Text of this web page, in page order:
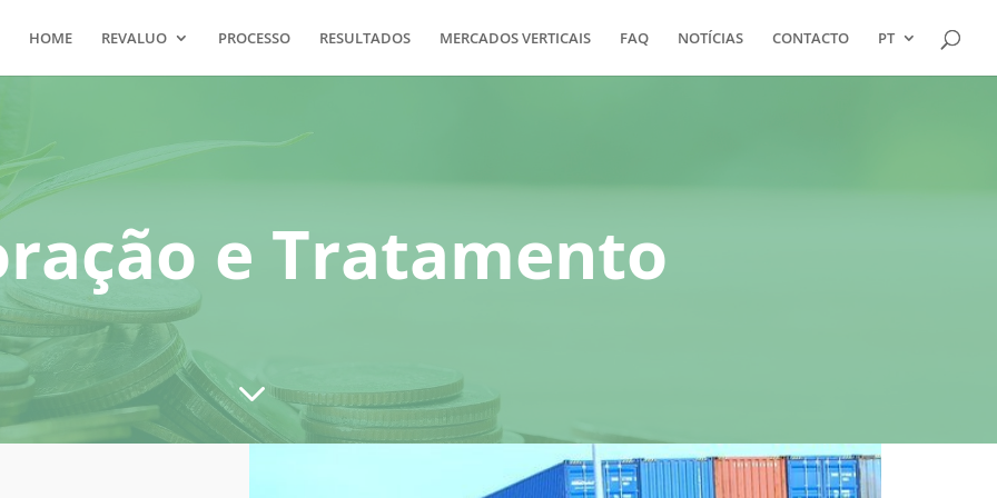
HOME REVALUO PROCESSO RESULTADOS MERCADOS VERTICAIS FAQ NOTÍCIAS CONTACTO PT
e Tratamento
3